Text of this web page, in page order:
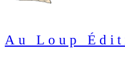
Au Loup